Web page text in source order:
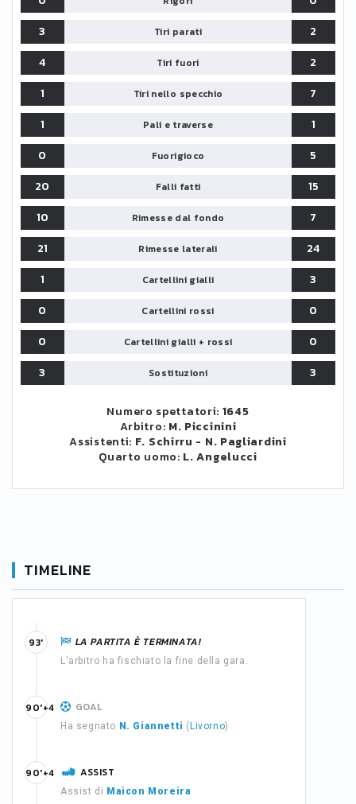
3
Tiri parati
2
4
Tiri fuori
2
1
Tiri nello specchio
7
1
Pali e traverse
1
0
Fuorigioco
5
20
Falli fatti
15
10
Rimesse dal fondo
7
21
Rimesse laterali
24
1
Cartellini gialli
3
0
Cartellini rossi
0
0
Cartellini gialli + rossi
0
3
Sostituzioni 3
Numero spettatori: 1645
Arbitro: M. Piccinini
Assistenti: F. Schirru - N. Pagliardini
Quarto uomo: L. Angelucci
TIMELINE
LA PARTITA È TERMINATA!
L'arbitro ha fischiato la fine della gara.
93'
GOAL
Ha segnato N. Giannetti ( Livorno)
90'+4
ASSIST
Assist di Maicon Moreira
90'+4